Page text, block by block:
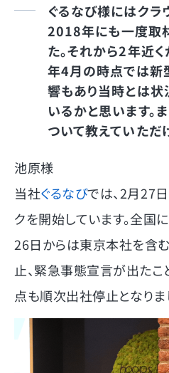
ぐるなび様にはクラ
2018年にも一度取
た。それから2年近
年4月の時点では新
響もあり当時とは状
いるかと思います。
ついて教えていただ
池原様
当社ぐるなびでは、2月27
クを開始しています。全国
26日からは東京本社を含
止、緊急事態宣言が出た
点も順次出社停止となりま